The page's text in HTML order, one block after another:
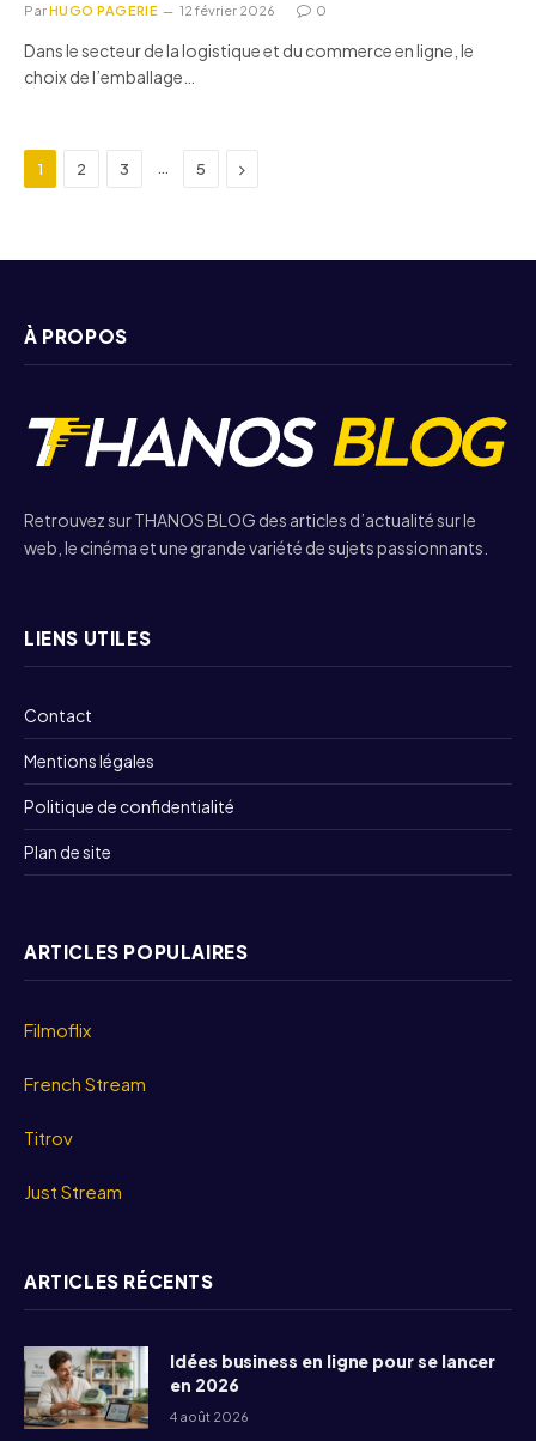
ParHUGO PAGERIE 12 février 2026 0
Dans le secteur de la logistique et du commerce en ligne, le
choix de l’emballage…
1 2 3 … 5 Next
À PROPOS
Retrouvez sur THANOS BLOG des articles d’actualité sur le
web, le cinéma et une grande variété de sujets passionnants.
LIENS UTILES
Contact
Mentions légales
Politique de confidentialité
Plan de site
ARTICLES POPULAIRES
Filmoflix
French Stream
Titrov
Just Stream
ARTICLES RÉCENTS
Idées business en ligne pour se lancer
en 2026
4 août 2026